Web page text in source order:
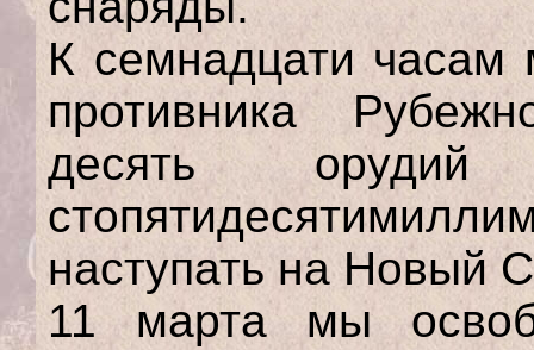
К семнадцати часам
противника
десять
наступать на Новый
11 марта мы